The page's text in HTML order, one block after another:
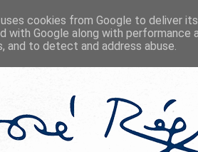
cookies from Google to deliver
with Google along with
and to detect and address abuse.